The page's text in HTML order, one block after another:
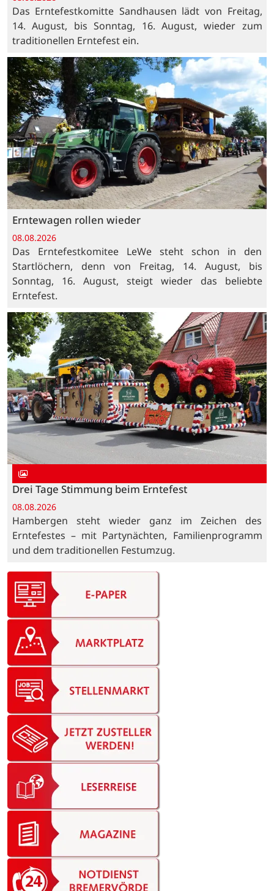
Das Erntefestkomitte Sandhausen lädt von Freitag,
14. August, bis Sonntag, 16. August, wieder zum
traditionellen Erntefest ein.
Erntewagen rollen wieder
08.08.2026
Das Erntefestkomitee LeWe steht schon in den
Startlöchern, denn von Freitag, 14. August, bis
Sonntag, 16. August, steigt wieder das beliebte
Erntefest.
Drei Tage Stimmung beim Erntefest
08.08.2026
Hambergen steht wieder ganz im Zeichen des
Erntefestes – mit Partynächten, Familienprogramm
und dem traditionellen Festumzug.